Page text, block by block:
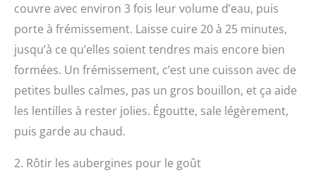
couvre avec environ 3 fois leur volume d’eau, puis
porte à frémissement. Laisse cuire 20 à 25 minutes,
jusqu’à ce qu’elles soient tendres mais encore bien
formées. Un frémissement, c’est une cuisson avec de
petites bulles calmes, pas un gros bouillon, et ça aide
les lentilles à rester jolies. Égoutte, sale légèrement,
puis garde au chaud.
2. Rôtir les aubergines pour le goût